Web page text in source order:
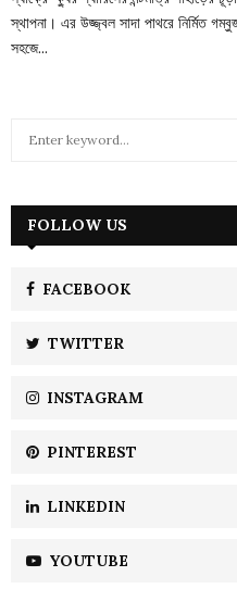
স্থাপনা। এর উজ্জ্বল সাদা পাথরে নির্মিত
সহজে...
h
FOLLOW US
FACEBOOK
TWITTER
INSTAGRAM
PINTEREST
LINKEDIN
YOUTUBE